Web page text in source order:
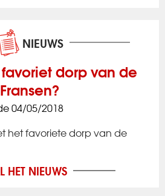
NIEUWS
dorp van de
Fransen?
04/05/2018
het favoriete dorp van de
HET NIEUWS